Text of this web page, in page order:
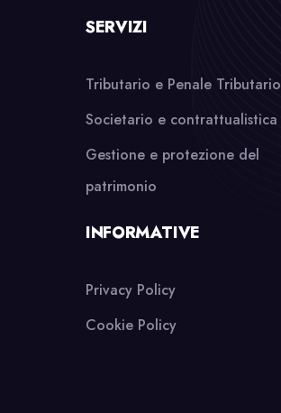
SERVIZI
Tributario e Penale Tributario
Societario e contrattualistica
Gestione e protezione del
patrimonio
INFORMATIVE
Privacy Policy
Cookie Policy